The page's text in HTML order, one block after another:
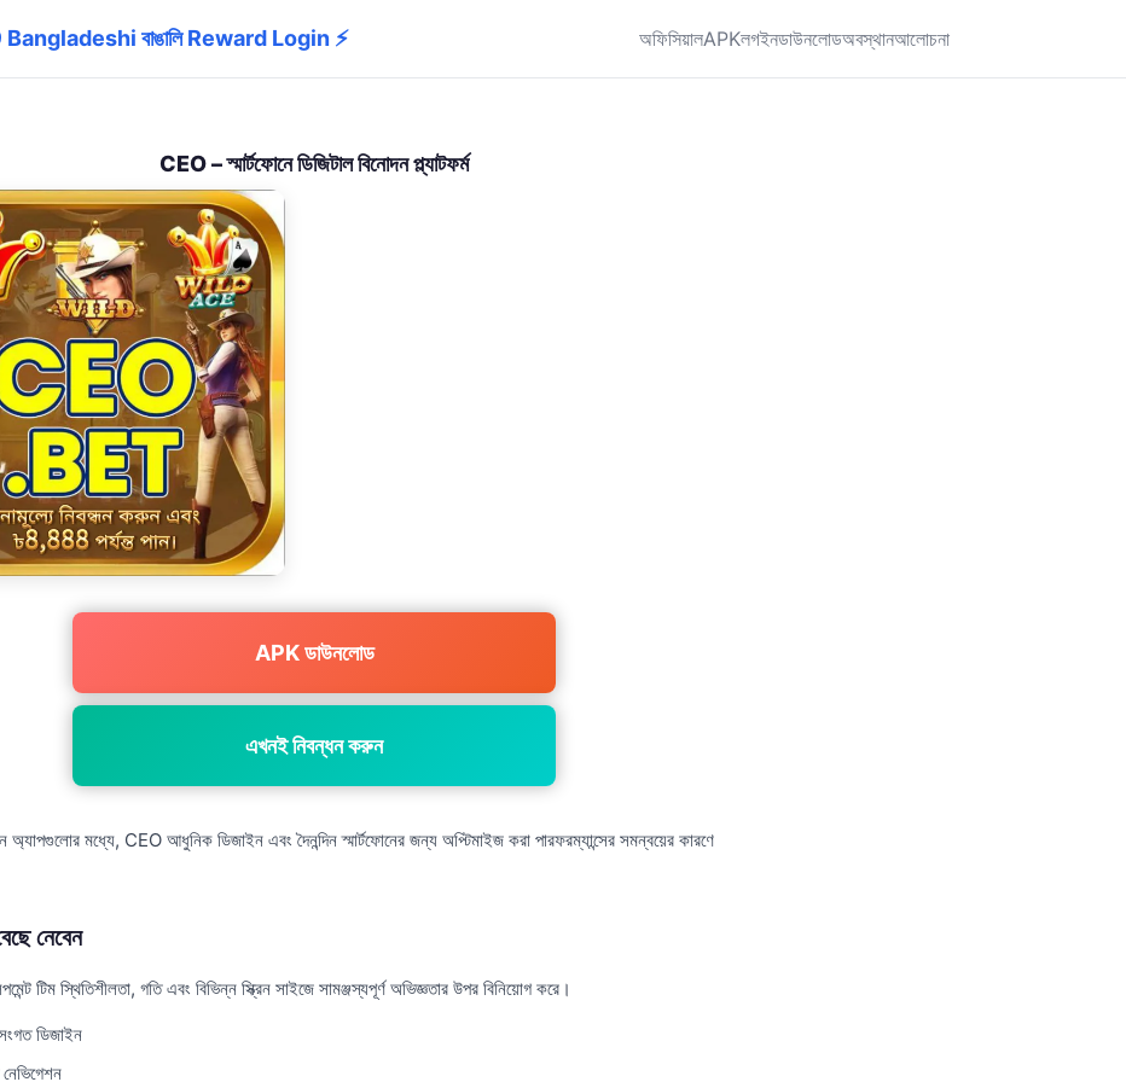
বাঙালি Reward Login ⚡ অফিসিয়ালAPKলগইনডাউনলোডঅবস্থানআলোচনা
CEO – স্মার্টফোনে ডিজিটাল বিনোদন প্ল্যাটফর্ম
APK ডাউনলোড
এখনই নিবন্ধন করুন
অ্যাপগুলোর মধ্যে, CEO আধুনিক ডিজাইন এবং দৈনন্দিন স্মার্টফোনের জন্য অপ্টিমাইজ করা পারফরম্যান্সের সমন্বয়ের কারণে
নেবেন
টিম স্থিতিশীলতা, গতি এবং বিভিন্ন স্ক্রিন সাইজে সামঞ্জস্যপূর্ণ অভিজ্ঞতার উপর বিনিয়োগ করে।
ডিজাইন